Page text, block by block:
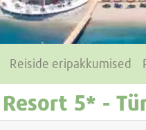
Reiside eripakkumised
5* -